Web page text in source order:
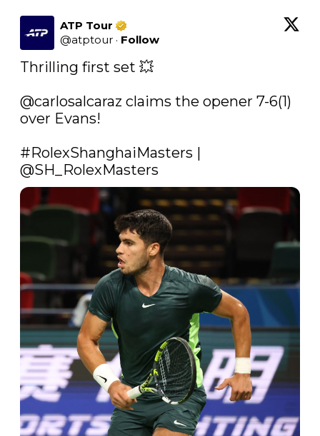
ATP Tour
@atptour · Follow
Thrilling first set 💥
@carlosalcaraz claims the opener 7-6(1)
over Evans!
#RolexShanghaiMasters
@SH_RolexMasters